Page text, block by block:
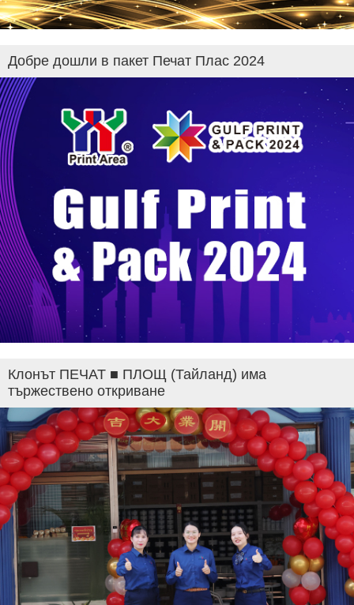
Добре дошли в пакет Печат Плас 2024
Клонът ПЕЧАТ ■ ПЛОЩ (Тайланд) има
тържествено откриване